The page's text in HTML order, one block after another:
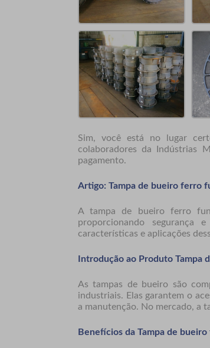
Sim, você está no lugar
colaboradores da Indústrias
pagamento.
Artigo: Tampa de bueiro ferro
Atampa de bueiro ferro
proporcionando segurança
características e aplicações
Introdução ao Produto Tampa
As tampas de bueiro são
industriais. Elas garantem o
a manutenção. No mercado, a
Benefícios da Tampa de